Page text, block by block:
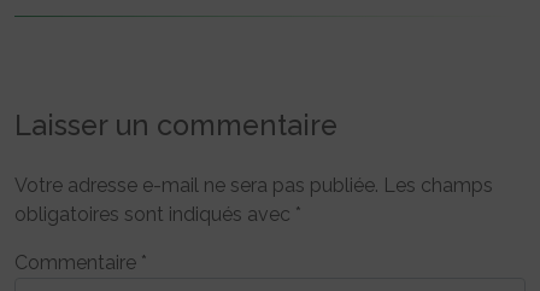
Laisser un commentaire
Votre adresse e-mail ne sera pas publiée. Les champs
obligatoires sont indiqués avec *
Commentaire *